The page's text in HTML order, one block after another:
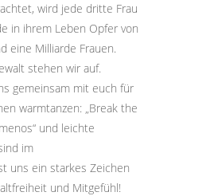
wird jede dritte Frau
in ihrem Leben Opfer von
eine Milliarde Frauen.
stehen wir auf.
gemeinsam mit euch für
warmtanzen: „Break the
und leichte
im
uns ein starkes Zeichen
und Mitgefühl!